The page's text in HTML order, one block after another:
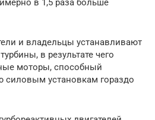
в 1,5 раза больше
и владельцы устанавливают
в результате чего
моторы, способный
силовым установкам гораздо